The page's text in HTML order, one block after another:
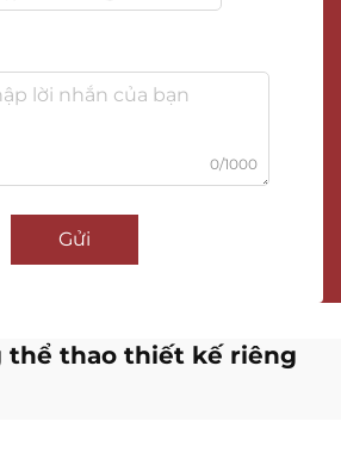
0/1000
Gửi
thể thao thiết kế riêng